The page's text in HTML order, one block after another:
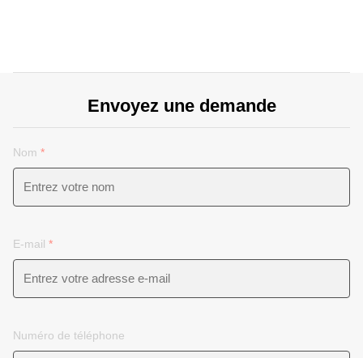
Envoyez une demande
Nom *
E-mail *
Numéro de téléphone